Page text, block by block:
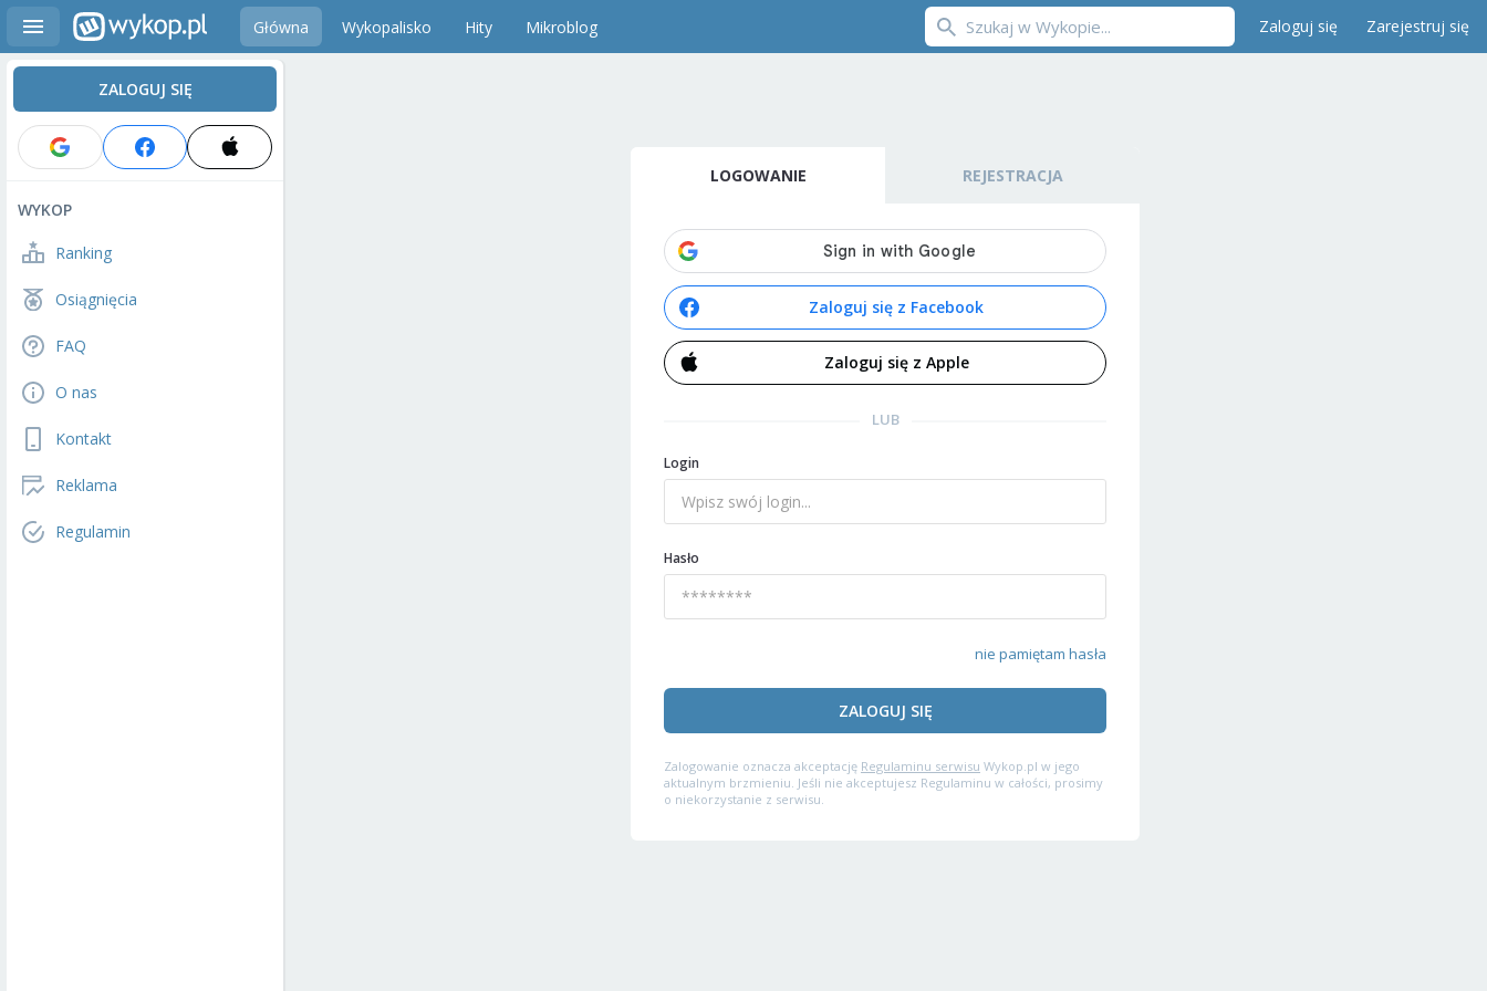
Główna Wykopalisko Hity Mikroblog Zaloguj się Zarejestruj się
ZALOGUJ SIĘ
WYKOP
Ranking
Osiągnięcia
FAQ
O nas
Kontakt
Reklama
Regulamin
LOGOWANIE REJESTRACJA
Zaloguj się z Facebook
Zaloguj się z Apple
LUB
Login
Hasło
nie pamiętam hasła
ZALOGUJ SIĘ
Zalogowanie oznacza akceptację Regulaminu serwisu Wykop.pl w jego
aktualnym brzmieniu. Jeśli nie akceptujesz Regulaminu w całości, prosimy
o niekorzystanie z serwisu.